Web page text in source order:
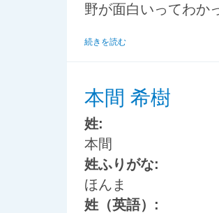
野が面白いってわか
続きを読む
本間 希樹
姓:
本間
姓ふりがな:
ほんま
姓（英語）: